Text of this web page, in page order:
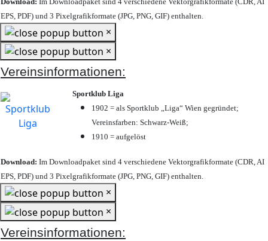
EPS, PDF) und 3 Pixelgrafikformate (JPG, PNG, GIF) enthalten.
×
×
Vereinsinformationen:
Sportklub Liga
1902 = als Sportklub „Liga“ Wien gegründet;
Vereinsfarben: Schwarz-Weiß;
1910 = aufgelöst
Download: Im Downloadpaket sind 4 verschiedene Vektorgrafikformate (CDR, AI
EPS, PDF) und 3 Pixelgrafikformate (JPG, PNG, GIF) enthalten.
×
×
Vereinsinformationen: